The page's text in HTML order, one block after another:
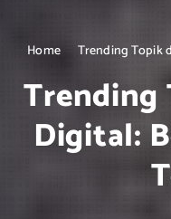
Home Trending Topik
Trending
Digital: